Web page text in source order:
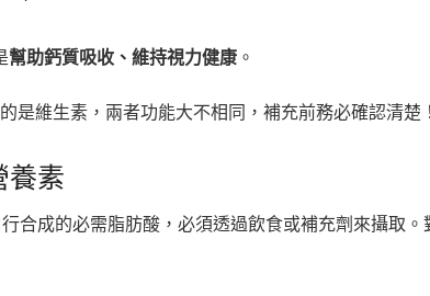
幫助鈣質吸收、維持視力健康 。
維生素，兩者功能大不相同，補充前務必確認清楚！
養素
合成的必需脂肪酸，必須透過飲食或補充劑來攝取。